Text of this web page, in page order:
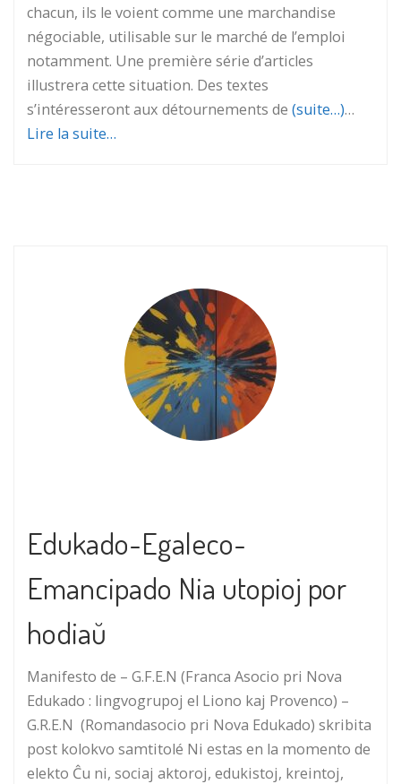
chacun, ils le voient comme une marchandise
négociable, utilisable sur le marché de l’emploi
notamment. Une première série d’articles
illustrera cette situation. Des textes
s’intéresseront aux détournements de (suite…)…
Lire la suite…
Edukado-Egaleco-
Emancipado Nia utopioj por
hodiaŭ
Manifesto de – G.F.E.N (Franca Asocio pri Nova
Edukado : lingvogrupoj el Liono kaj Provenco) –
G.R.E.N (Romandasocio pri Nova Edukado) skribita
post kolokvo samtitolé Ni estas en la momento de
elekto Ĉu ni, sociaj aktoroj, edukistoj, kreintoj,